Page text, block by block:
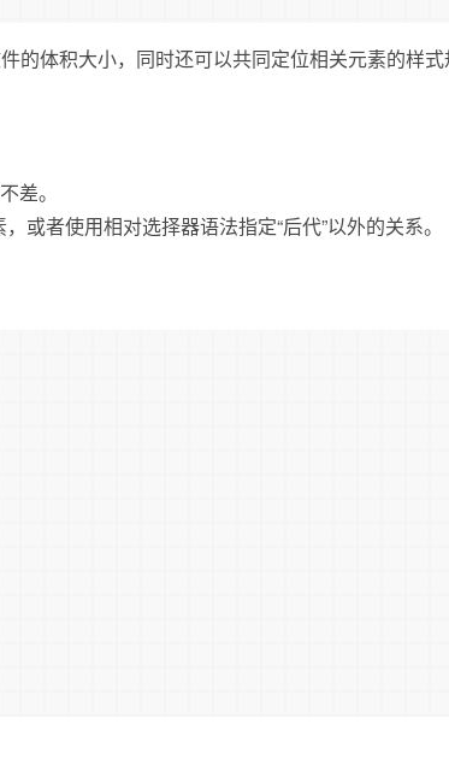
的体积大小，同时还可以共同定位相关元素的样
差。
或者使用相对选择器语法指定“后代”以外的关系。